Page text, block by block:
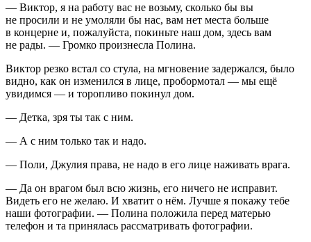
— Виктор, я на работу вас не возьму, сколько бы вы
не просили и не умоляли бы нас, вам нет места больше
в концерне и, пожалуйста, покиньте наш дом, здесь вам
не рады. — Громко произнесла Полина.
Виктор резко встал со стула, на мгновение задержался, было
видно, как он изменился в лице, пробормотал — мы ещё
увидимся — и торопливо покинул дом.
— Детка, зря ты так с ним.
— А с ним только так и надо.
— Поли, Джулия права, не надо в его лице наживать врага.
— Да он врагом был всю жизнь, его ничего не исправит.
Видеть его не желаю. И хватит о нём. Лучше я покажу тебе
наши фотографии. — Полина положила перед матерью
телефон и та принялась рассматривать фотографии.